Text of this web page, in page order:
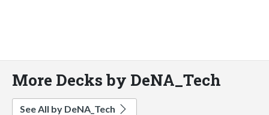
More Decks by DeNA_Tech
See All by DeNA_Tech